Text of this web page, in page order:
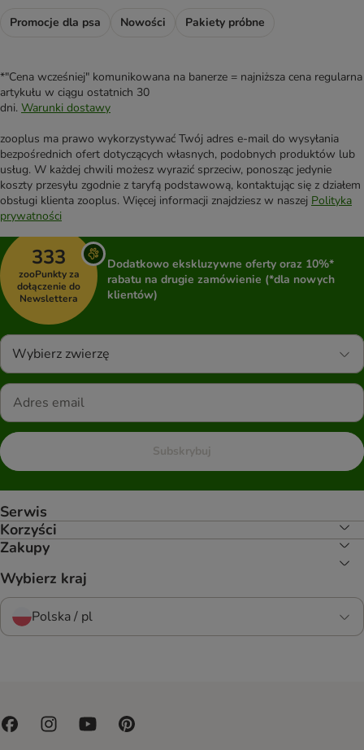
Promocje dla psa Nowości Pakiety próbne
*"Cena wcześniej" komunikowana na banerze = najniższa cena regularna
artykułu w ciągu ostatnich 30
dni. Warunki dostawy
zooplus ma prawo wykorzystywać Twój adres e-mail do wysyłania
bezpośrednich ofert dotyczących własnych, podobnych produktów lub
usług. W każdej chwili możesz wyrazić sprzeciw, ponosząc jedynie
koszty przesyłu zgodnie z taryfą podstawową, kontaktując się z działem
obsługi klienta zooplus. Więcej informacji znajdziesz w naszej Polityka
prywatności
333
zooPunkty za
dołączenie do
Newslettera
Dodatkowo ekskluzywne oferty oraz 10%*
rabatu na drugie zamówienie (*dla nowych
klientów)
Wybierz zwierzę
Subskrybuj
Serwis
Korzyści
Zakupy
Wybierz kraj
Polska / pl